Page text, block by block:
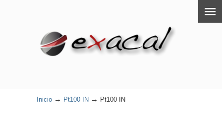
Inicio → Pt100 IN → Pt100 IN